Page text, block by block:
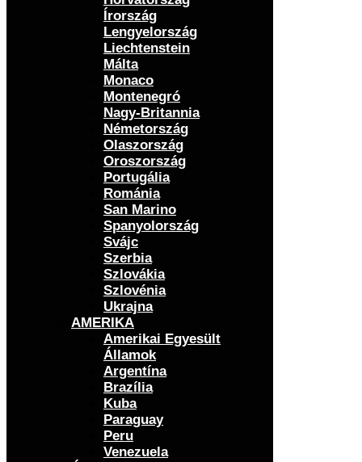
Írország
Lengyelország
Liechtenstein
Málta
Monaco
Montenegró
Nagy-Britannia
Németország
Olaszország
Oroszország
Portugália
Románia
San Marino
Spanyolország
Svájc
Szerbia
Szlovákia
Szlovénia
Ukrajna
AMERIKA
Amerikai Egyesült
Államok
Argentína
Brazília
Kuba
Paraguay
Peru
Venezuela